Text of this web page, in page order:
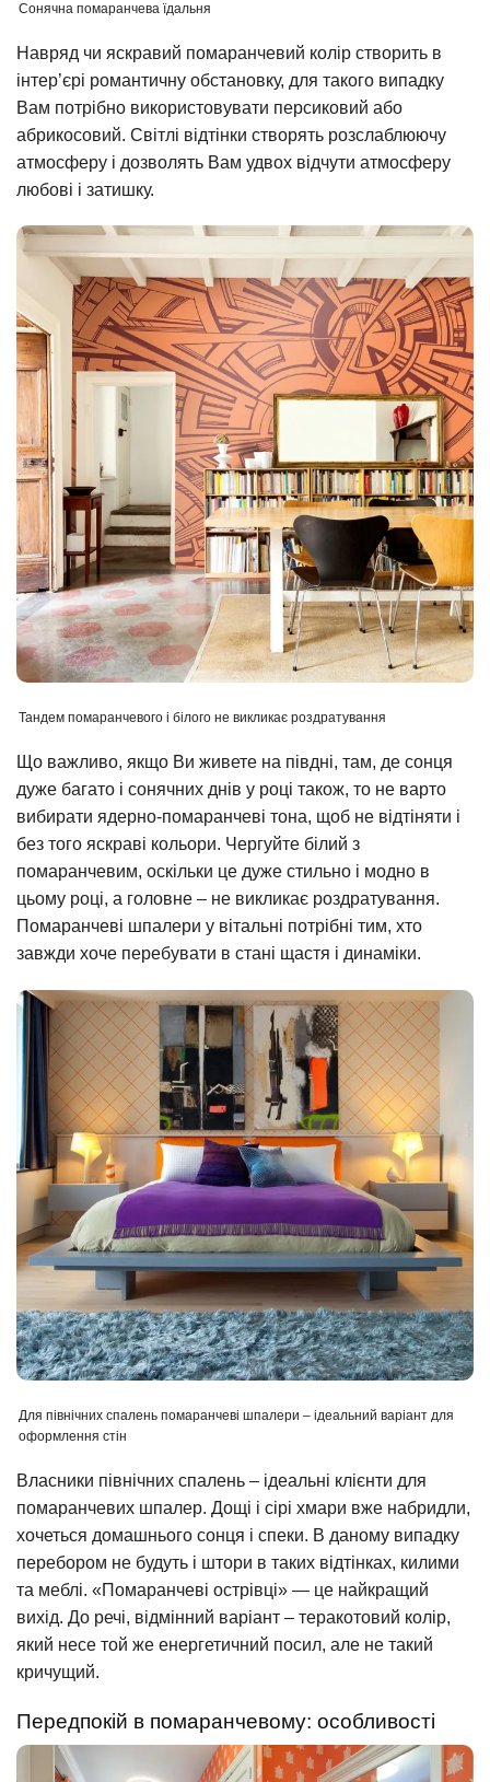
Сонячна помаранчева їдальня
Навряд чи яскравий помаранчевий колір створить в
інтер’єрі романтичну обстановку, для такого випадку
Вам потрібно використовувати персиковий або
абрикосовий. Світлі відтінки створять розслаблюючу
атмосферу і дозволять Вам удвох відчути атмосферу
любові і затишку.
Тандем помаранчевого і білого не викликає роздратування
Що важливо, якщо Ви живете на півдні, там, де сонця
дуже багато і сонячних днів у році також, то не варто
вибирати ядерно-помаранчеві тона, щоб не відтіняти і
без того яскраві кольори. Чергуйте білий з
помаранчевим, оскільки це дуже стильно і модно в
цьому році, а головне – не викликає роздратування.
Помаранчеві шпалери у вітальні потрібні тим, хто
завжди хоче перебувати в стані щастя і динаміки.
Для північних спалень помаранчеві шпалери – ідеальний варіант для
оформлення стін
Власники північних спалень – ідеальні клієнти для
помаранчевих шпалер. Дощі і сірі хмари вже набридли,
хочеться домашнього сонця і спеки. В даному випадку
перебором не будуть і штори в таких відтінках, килими
та меблі. «Помаранчеві острівці» — це найкращий
вихід. До речі, відмінний варіант – теракотовий колір,
який несе той же енергетичний посил, але не такий
кричущий.
Передпокій в помаранчевому: особливості